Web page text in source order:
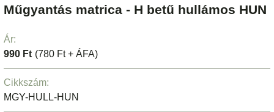
Műgyantás matrica - H betű hullámos HUN
Ár:
990 Ft (780 Ft + ÁFA)
Cikkszám:
MGY-HULL-HUN